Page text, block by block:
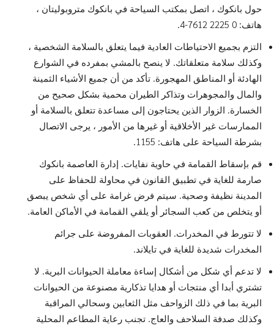
حول بانكوك ، اتصل بمكتب السياحة في بانكوك متروبوليتان ،
هاتف: 0 2225 7612-4.
التزم بجميع الاحتياطات العادية فيما يتعلق بالسلامة الشخصية ،
وكذلك سلامة متعلقاتك. لا ينصح بالمشي بمفرده في الشوارع
الهادئة أو المناطق المهجورة. تأكد من أن جميع الأشياء الثمينة
والمال والمجوهرات وتذاكر الطيران محمية بشكل صحيح من
الخسارة. الزوار الذين يحتاجون إلى مساعدة تتعلق بالسلامة أو
الممارسات غير الأخلاقية أو غيرها من الأمور ، يرجى الاتصال
بشرطة السياحة على هاتف: 1155.
قم بإسقاط القمامة في حاوية نفايات. إدارة العاصمة بانكوك
صارمة للغاية في تطبيق القانون في محاولة للحفاظ على
المدينة نظيفة وصحية. سيتم فرض غرامة على أي شخص يبصق
أو يتخلص من كعب السجائر أو يلقي القمامة في الأماكن العامة.
لا تتورط في المخدرات. العقوبات المفروضة على جرائم
المخدرات شديدة للغاية في تايلاند.
لا تدعم أي شكل من أشكال إساءة معاملة الحيوانات البرية. لا
تشتري أبدا أي منتجات أو هدايا تذكارية مصنوعة من الحيوانات
البرية بما في ذلك الزواحف مثل الثعابين وسحالي المراقبة
وكذلك صدفة السلاحف والعاج. تجنب رعاية المطاعم المحلية